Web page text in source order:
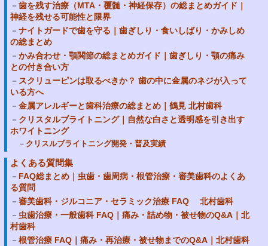
歯を残す治療（MTA・覆髄・神経保存）の総まとめガイド｜
神経を残せる可能性と限界
ナイトガードで歯を守る｜歯ぎしり・食いしばり・かみしめ
の総まとめ
かみ合わせ・顎関節の総まとめガイド｜歯ぎしり・顎の痛み
との付き合い方
スクリューピンは取るべきか？ 歯の中に金属のネジが入って
いる方へ
金属アレルギーと歯科治療の総まとめ｜鶴見 北村歯科
クリスタルブライトニング｜自然な白さと透明感を引き出す
ホワイトニング
クリスルブライトニング開発・普及実績
よくある質問集
FAQ総まとめ｜虫歯・歯周病・根管治療・審美歯科のよくあ
る質問
審美歯科・ジルコニア・セラミック治療 FAQ 北村歯科
虫歯治療・一般歯科 FAQ｜痛み・詰め物・被せ物のQ&A｜北
村歯科
根管治療 FAQ｜痛み・再治療・被せ物までのQ&A｜北村歯科